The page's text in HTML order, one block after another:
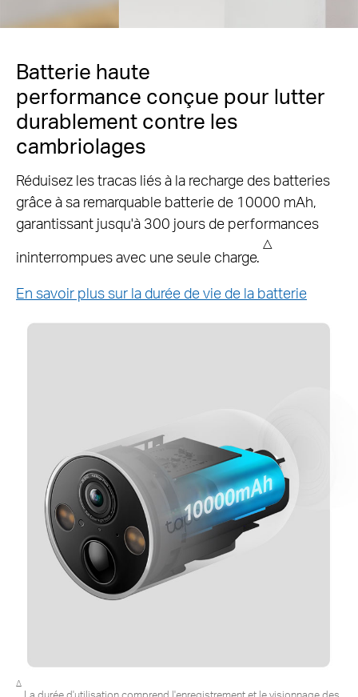
Panneau solaire Tapo pris en
charge
Faites fonctionner votre Tapo C425 24 heures sur
24 grâce au panneau solaire Tapo A200 qui fournit
une alimentation électrique continue.*